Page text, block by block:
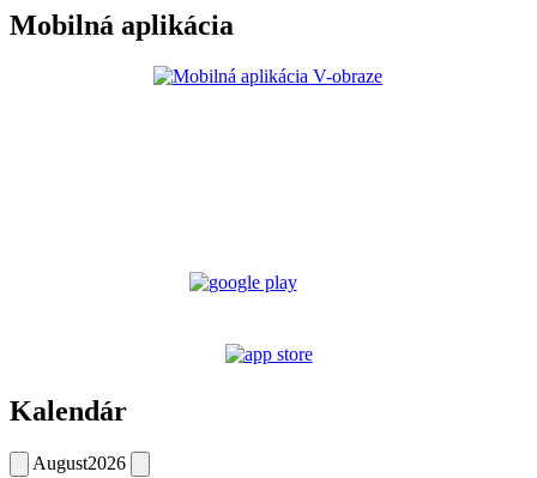
Mobilná aplikácia
Kalendár
August2026